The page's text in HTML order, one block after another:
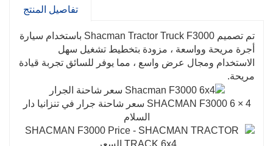
تفاصيل المنتج
تم تصميم Shacman Tractor Truck F3000 باستخدام سيارة
أجرة مريحة وواسعة ، مزودة بتخطيط تشغيل سهل
الاستخدام ومجال عرض واسع ، مما يوفر للسائق تجربة قيادة
مريحة.
SHACMAN F3000 6 × 4 سعر شاحنة جرار في تنزانيا دار
السلام